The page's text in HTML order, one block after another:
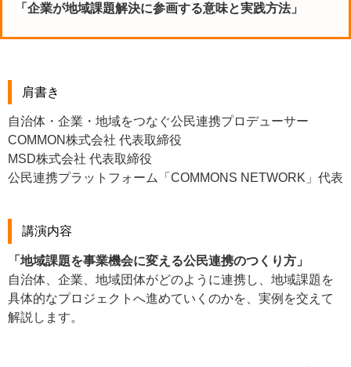
「企業が地域課題解決に参画する意味と実践方法」
肩書き
自治体・企業・地域をつなぐ公民連携プロデューサー
COMMON株式会社 代表取締役
MSD株式会社 代表取締役
公民連携プラットフォーム「COMMONS NETWORK」代表
講演内容
「地域課題を事業機会に変える公民連携のつくり方」
自治体、企業、地域団体がどのように連携し、地域課題を
具体的なプロジェクトへ進めていくのかを、実例を交えて
解説します。